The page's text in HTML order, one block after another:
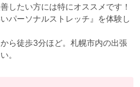
したい方には特にオススメです！
パーソナルストレッチ』を体験し
ら徒歩3分ほど。札幌市内の出張